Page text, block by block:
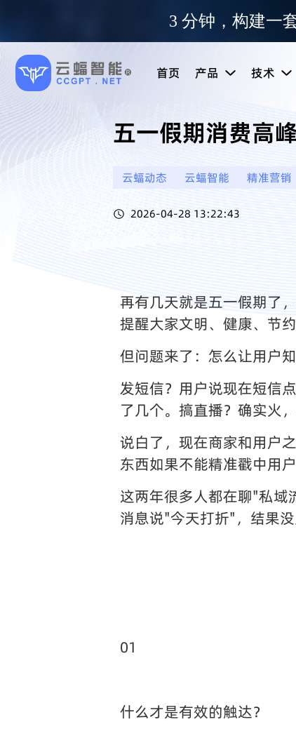
3 分钟，构建一
首页 产品 技术
五一假期消费高
云蝠动态 云蝠智能 精准营销
2026-04-28 13:22:43
再有几天就是五一假期了
提醒大家文明、健康、节
但问题来了：怎么让用户
发短信？用户说现在短信
了几个。搞直播？确实火
说白了，现在商家和用户
东西如果不能精准戳中用
这两年很多人都在聊"私域
消息说"今天打折"，结果
01
什么才是有效的触达？